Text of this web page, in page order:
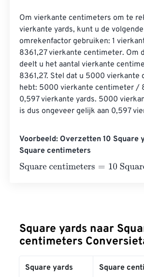
Om vierkante centimeters om te
vierkante yards, kunt u de volgende
omrekenfactor gebruiken: 1
8361,27 vierkante centimeter. Om
deelt u het aantal vierkante
8361,27. Stel dat u 5000 vierkante
hebt: 5000 vierkante centimeter /
0,597 vierkante yards. 5000
is dus ongeveer gelijk aan 0,597
Voorbeeld: Overzetten 10 Square
Square centimeters
Square centimeters=10 Square
Square yards naar
centimeters
Square yards Square